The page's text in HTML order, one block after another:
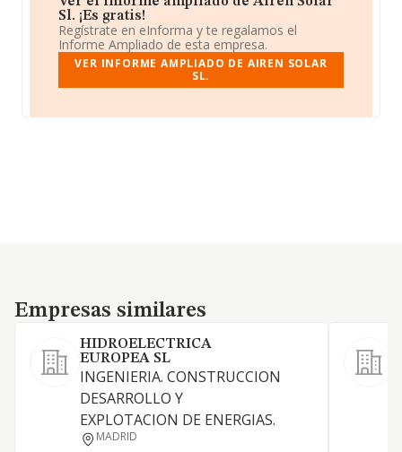
Sl. ¡Es gratis!
Regístrate en eInforma y te regalamos el
Informe Ampliado de esta empresa.
VER INFORME AMPLIADO DE AIREN SOLAR
SL.
Empresas similares
Empresas similares
HIDROELECTRICA
EUROPEA SL
INGENIERIA. CONSTRUCCION
DESARROLLO Y
EXPLOTACION DE ENERGIAS.
MADRID